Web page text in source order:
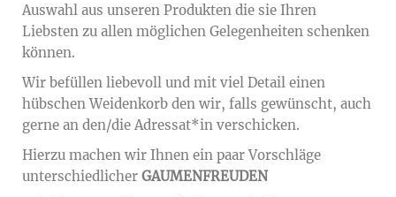
Auswahl aus unseren Produkten die sie Ihren
Liebsten zu allen möglichen Gelegenheiten schenken
können.
Wir befüllen liebevoll und mit viel Detail einen
hübschen Weidenkorb den wir, falls gewünscht, auch
gerne an den/die Adressat*in verschicken.
Hierzu machen wir Ihnen ein paar Vorschläge
unterschiedlicher GAUMENFREUDEN